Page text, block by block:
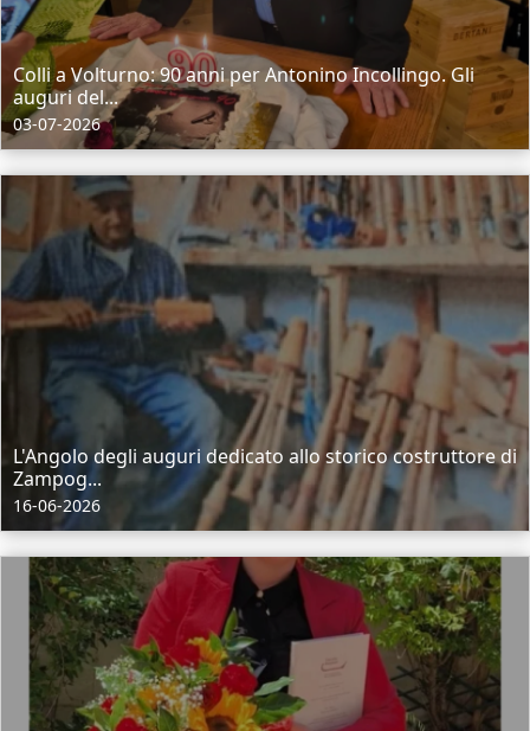
Colli a Volturno: 90 anni per Antonino Incollingo. Gli
auguri del...
03-07-2026
L'Angolo degli auguri dedicato allo storico costruttore di
Zampog...
16-06-2026